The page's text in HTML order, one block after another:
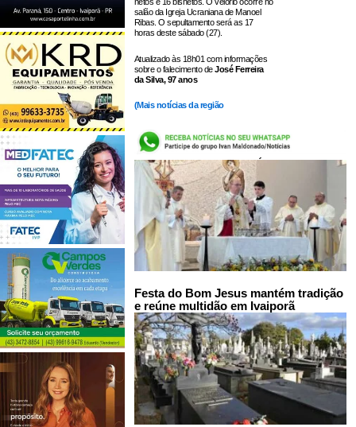
salão da Igreja Ucraniana de Manoel
Ribas. O sepultamento será as 17
horas deste sábado (27).
Atualizado às 18h01 com informações
sobre o falecimento deJosé Ferreira
da Silva, 97 anos
(Mais notícias da região
LEIA TAMBÉM:
Festa do Bom Jesus mantém tradição
e reúne multidão em Ivaiporã